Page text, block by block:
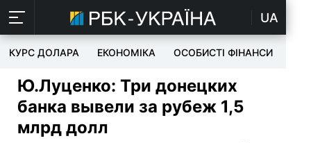
UA
КУРС ДОЛАРА ЕКОНОМІКА ОСОБИСТІ ФІНАНСИ
Ю.Луценко: Три донецких
банка вывели за рубеж 1,5
млрд долл